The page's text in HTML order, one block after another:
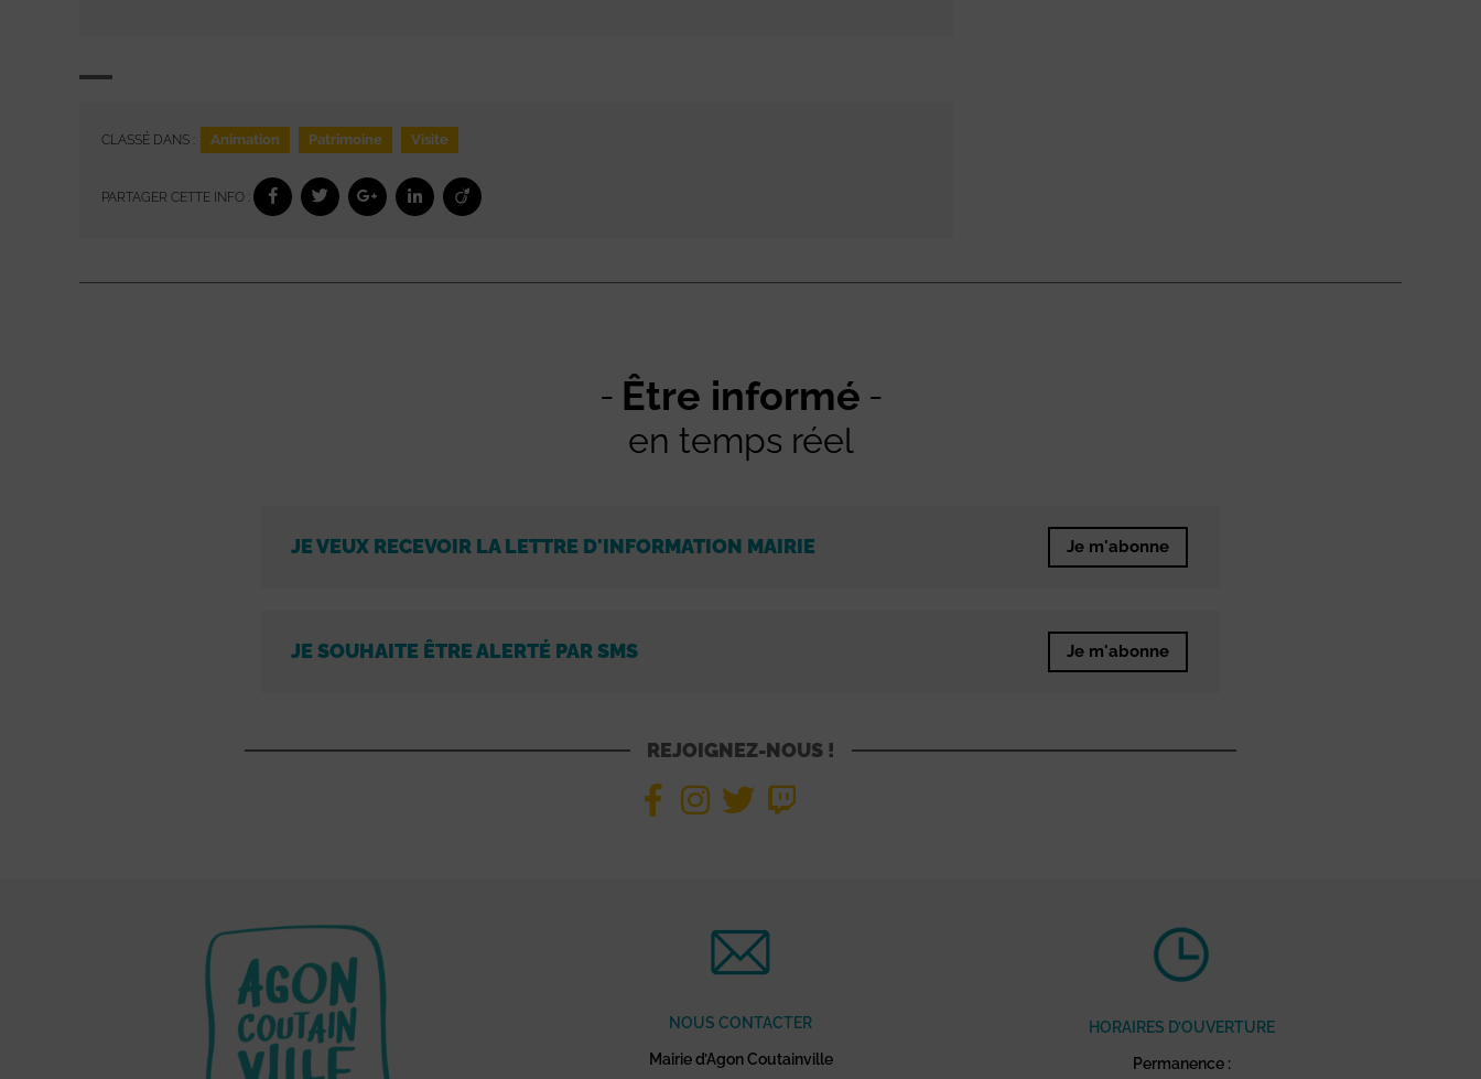
CLASSÉ DANS : Animation Patrimoine Visite
PARTAGER CETTE INFO :
Être informé
en temps réel
JE VEUX RECEVOIR LA LETTRE D'INFORMATION MAIRIE Je m'abonne
JE SOUHAITE ÊTRE ALERTÉ PAR SMS Je m'abonne
REJOIGNEZ-NOUS !
NOUS CONTACTER
Mairie d’Agon Coutainville
HORAIRES D’OUVERTURE
Permanence :